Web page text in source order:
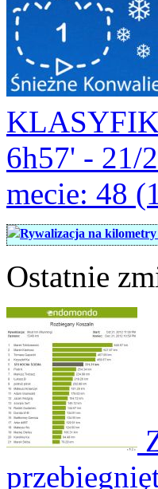
6h57' - 21/
mecie: 48
Rywalizacja na
Ostatnie